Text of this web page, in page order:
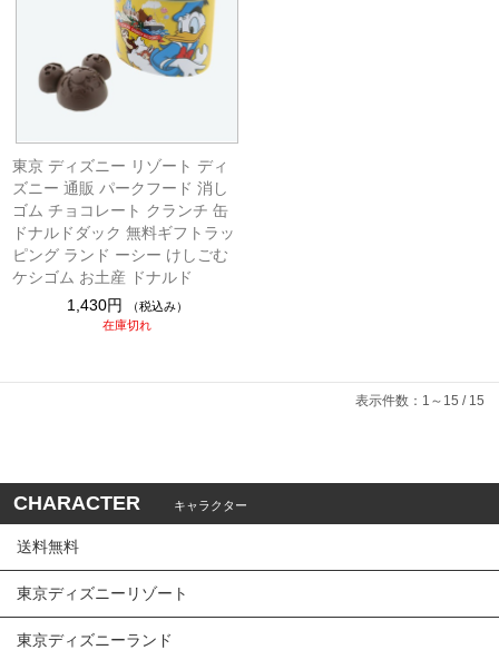
東京 ディズニー リゾート ディ
ズニー 通販 パークフード 消し
ゴム チョコレート クランチ 缶
ドナルドダック 無料ギフトラッ
ピング ランド ーシー けしごむ
ケシゴム お土産 ドナルド
1,430円
（税込み）
在庫切れ
表示件数：1～15 / 15
CHARACTER キャラクター
送料無料
東京ディズニーリゾート
東京ディズニーランド